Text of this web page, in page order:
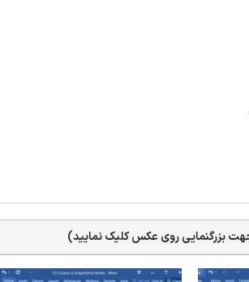
بزرگنمایی روی عکس کلیک نمایید)